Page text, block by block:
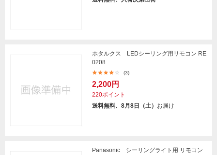
ホタルクス LEDシーリング用リモコン RE
0208
(3)
2,200円
220ポイント
送料無料、8月8日（土） お届け
Panasonic シーリングライト用 リモコン